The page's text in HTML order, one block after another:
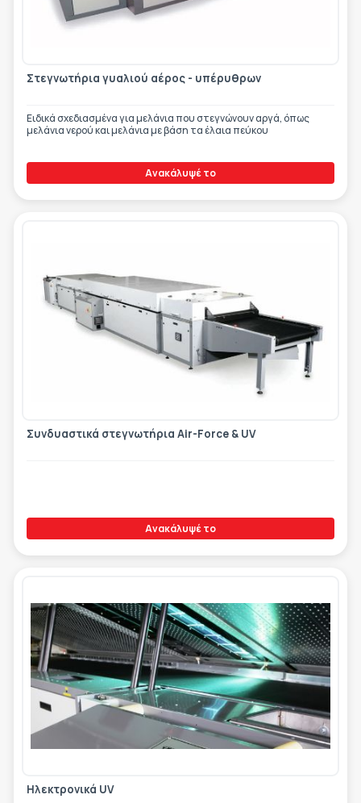
Στεγνωτήρια γυαλιού αέρος - υπέρυθρων
Ειδικά σχεδιασμένα για μελάνια που στεγνώνουν αργά, όπως
μελάνια νερού και μελάνια με βάση τα έλαια πεύκου
Ανακάλυψέ το
Συνδυαστικά στεγνωτήρια Air-Force & UV
Ανακάλυψέ το
Ηλεκτρονικά UV